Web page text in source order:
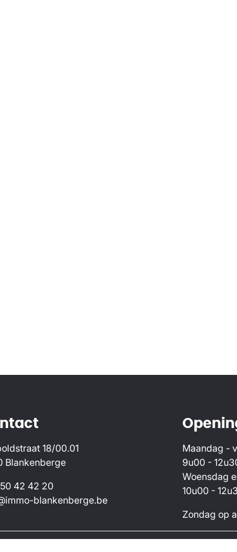
18/00.01
Blankenberge
42 42 20
blankenberge.be
Maandag -
9u00 -
Woensdag
10u00 -
Zondag op